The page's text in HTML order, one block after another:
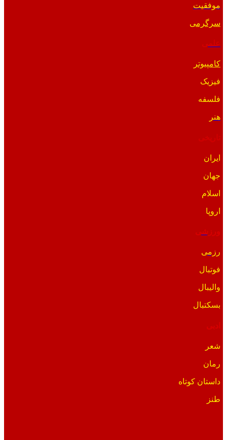
موفقیت
سرگرمی
کامپیوتر
فیزیک
فلسفه
هنر
ایران
جهان
اسلام
اروپا
ورزشی
رزمی
فوتبال
والیبال
بسکتبال
ادبی
شعر
رمان
داستان کوتاه
طنز